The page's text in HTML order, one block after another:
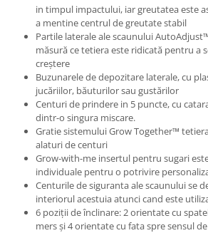
in timpul impactului, iar greutatea este
a mentine centrul de greutate stabil
Partile laterale ale scaunului
măsură ce tetiera este ridicată pentru a
creștere
Buzunarele de depozitare laterale, cu
jucăriilor, băuturilor sau gustărilor
Centuri de prindere in 5 puncte, cu
dintr-o singura miscare.
Gratie sistemului Grow Together™
alaturi de centuri
Grow-with-me insertul pentru sugari
individuale pentru o potrivire
Centurile de siguranta ale scaunului se
interiorul acestuia atunci cand este
6 poziții de înclinare: 2 orientate cu
mers și 4 orientate cu fata spre sensul